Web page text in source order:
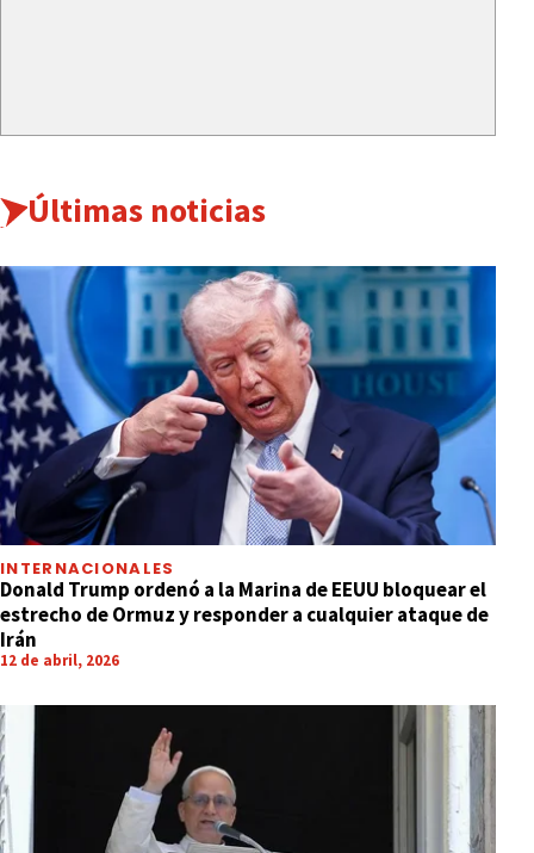
Últimas noticias
INTERNACIONALES
Donald Trump ordenó a la Marina de EEUU bloquear el
estrecho de Ormuz y responder a cualquier ataque de
Irán
12 de abril, 2026